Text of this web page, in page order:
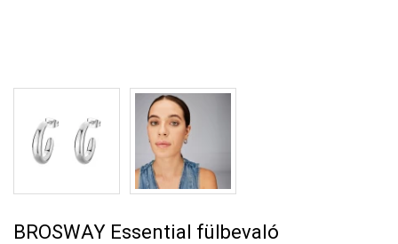
BROSWAY Essential fülbevaló